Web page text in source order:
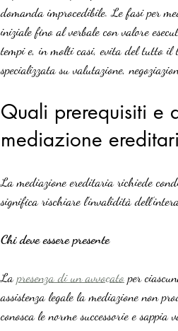
domanda improcedibile. Le fasi per
iniziale fino al verbale con valore
tempi e, in molti casi, evita del tutto il
specializzata su valutazione,
Quali prerequisiti e
mediazione
La mediazione ereditaria richiede
significa rischiare l’invalidità
Chi deve essere presente
La presenza di un avvocato per
assistenza legale la mediazione non
conosca le norme successorie e sappia